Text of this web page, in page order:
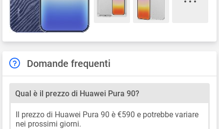
Domande frequenti
Qual è il prezzo di Huawei Pura 90?
Il prezzo di Huawei Pura 90 è €590 e potrebbe variare
nei prossimi giorni.